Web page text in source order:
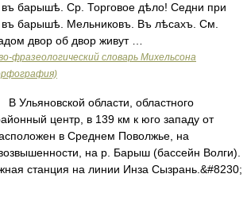
въ барышѣ. Ср. Торговое дѣло! Седни при
въ барышѣ. Мельниковъ. Въ лѣсахъ. См.
двор об двор живут …
фразеологический словарь Михельсона
области, областного
центр, в 139 км к юго западу от
в Среднем Поволжье, на
на р. Барыш (бассейн Волги).
станция на линии Инза Сызрань.&#8230;